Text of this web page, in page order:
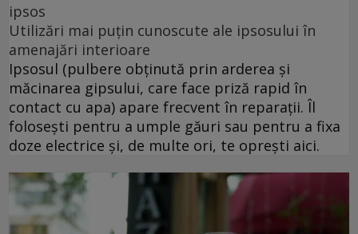
ipsos
Utilizări mai puțin cunoscute ale ipsosului în
amenajări interioare
Ipsosul (pulbere obținută prin arderea și
măcinarea gipsului, care face priză rapid în
contact cu apa) apare frecvent în reparații. Îl
folosești pentru a umple găuri sau pentru a fixa
doze electrice și, de multe ori, te oprești aici.